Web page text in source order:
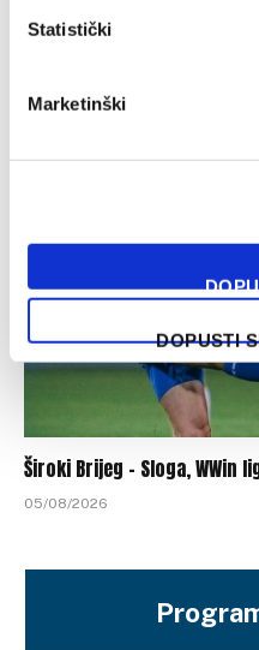
Statistički
Marketinški
DOPUSTI
Manchester City –
Široki Brijeg – Sloga, WWin
05/08/2026